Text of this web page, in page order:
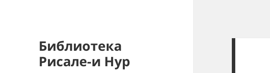
Библиотека
Рисале-и Нур